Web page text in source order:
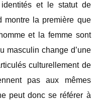
et le statut de
montre la première que
et la femme sont
masculin change d’une
culturellement de
pas aux mêmes
peut donc se référer à